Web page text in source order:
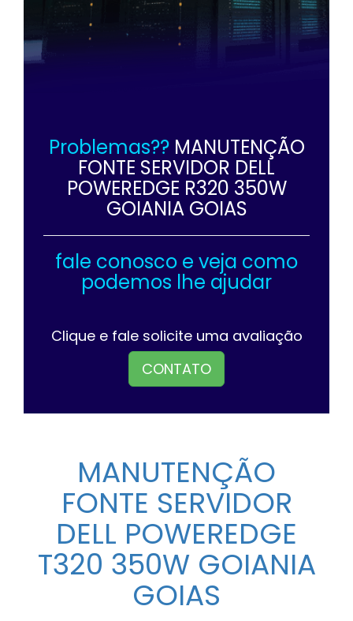
Problemas?? MANUTENÇÃO
FONTE SERVIDOR DELL
POWEREDGE R320 350W
GOIANIA GOIAS
fale conosco e veja como
podemos lhe ajudar
Clique e fale solicite uma avaliação
CONTATO
MANUTENÇÃO
FONTE SERVIDOR
DELL POWEREDGE
T320 350W GOIANIA
GOIAS